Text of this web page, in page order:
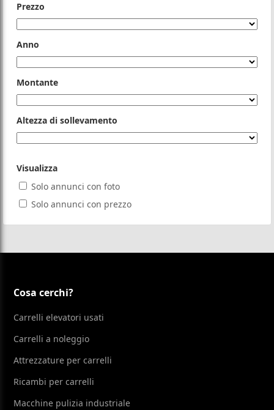
Prezzo
Anno
Montante
Altezza di sollevamento
Visualizza
Solo annunci con foto
Solo annunci con prezzo
Cosa cerchi?
Carrelli elevatori usati
Carrelli a noleggio
Attrezzature per carrelli
Ricambi per carrelli
Macchine pulizia industriale